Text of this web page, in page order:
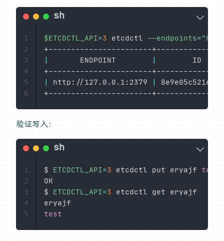
$ETCDCTL_API=3 etcdctl --endpoints=
|
       ENDPOINT
|
| http://127.0.0.1:2379 |
1
2
3
4
5
6
验证写入：
$ ETCDCTL_API=3 etcdctl put eryajf test
OK
$ ETCDCTL_API=3 etcdctl get eryajf
test
1
2
3
4
5